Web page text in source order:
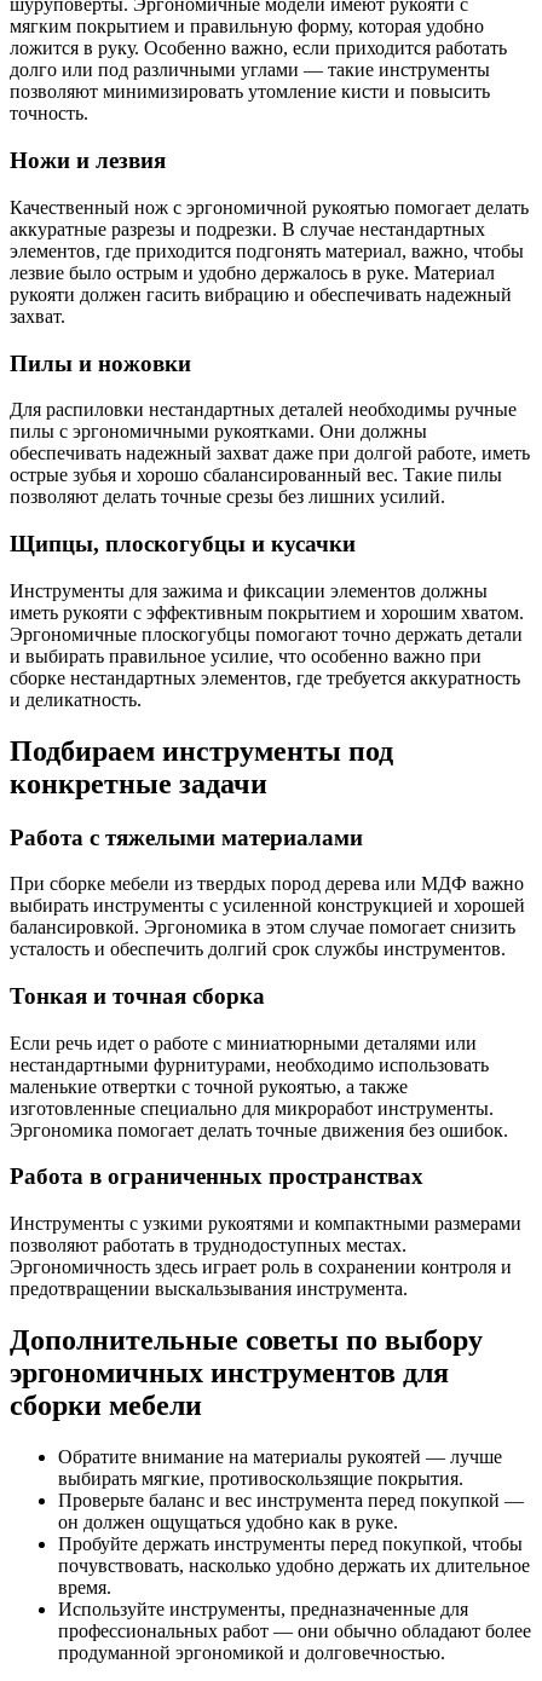
шуруповёрты. Эргономичные модели имеют рукояти с
мягким покрытием и правильную форму, которая удобно
ложится в руку. Особенно важно, если приходится работать
долго или под различными углами — такие инструменты
позволяют минимизировать утомление кисти и повысить
точность.
Ножи и лезвия
Качественный нож с эргономичной рукоятью помогает делать
аккуратные разрезы и подрезки. В случае нестандартных
элементов, где приходится подгонять материал, важно, чтобы
лезвие было острым и удобно держалось в руке. Материал
рукояти должен гасить вибрацию и обеспечивать надежный
захват.
Пилы и ножовки
Для распиловки нестандартных деталей необходимы ручные
пилы с эргономичными рукоятками. Они должны
обеспечивать надежный захват даже при долгой работе, иметь
острые зубья и хорошо сбалансированный вес. Такие пилы
позволяют делать точные срезы без лишних усилий.
Щипцы, плоскогубцы и кусачки
Инструменты для зажима и фиксации элементов должны
иметь рукояти с эффективным покрытием и хорошим хватом.
Эргономичные плоскогубцы помогают точно держать детали
и выбирать правильное усилие, что особенно важно при
сборке нестандартных элементов, где требуется аккуратность
и деликатность.
Подбираем инструменты под
конкретные задачи
Работа с тяжелыми материалами
При сборке мебели из твердых пород дерева или МДФ важно
выбирать инструменты с усиленной конструкцией и хорошей
балансировкой. Эргономика в этом случае помогает снизить
усталость и обеспечить долгий срок службы инструментов.
Тонкая и точная сборка
Если речь идет о работе с миниатюрными деталями или
нестандартными фурнитурами, необходимо использовать
маленькие отвертки с точной рукоятью, а также
изготовленные специально для микроработ инструменты.
Эргономика помогает делать точные движения без ошибок.
Работа в ограниченных пространствах
Инструменты с узкими рукоятями и компактными размерами
позволяют работать в труднодоступных местах.
Эргономичность здесь играет роль в сохранении контроля и
предотвращении выскальзывания инструмента.
Дополнительные советы по выбору
эргономичных инструментов для
сборки мебели
Обратите внимание на материалы рукоятей — лучше
выбирать мягкие, противоскользящие покрытия.
Проверьте баланс и вес инструмента перед покупкой —
он должен ощущаться удобно как в руке.
Пробуйте держать инструменты перед покупкой, чтобы
почувствовать, насколько удобно держать их длительное
время.
Используйте инструменты, предназначенные для
профессиональных работ — они обычно обладают более
продуманной эргономикой и долговечностью.